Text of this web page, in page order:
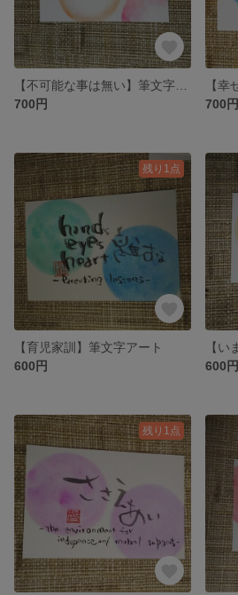
700円
700円
残り1点
【育児家訓】筆文字アート
600円
600円
残り1点